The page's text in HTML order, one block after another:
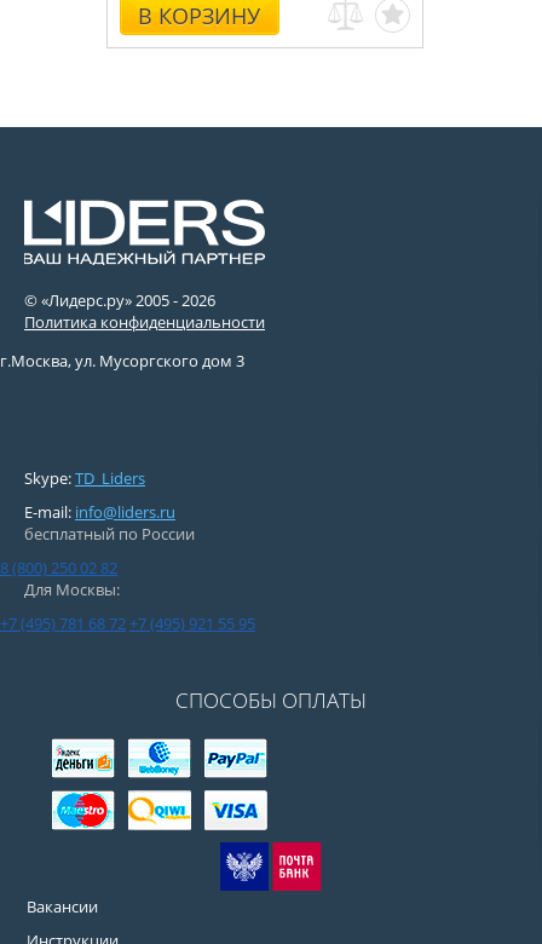
В КОРЗИНУ
© «Лидерс.ру» 2005 -2026
Политика конфиденциальности
г.Москва, ул. Мусоргского дом 3
Skype:TD_Liders
E-mail: info@liders.ru
бесплатный по России
8 (800) 250 02 82
Для Москвы:
+7 (495) 781 68 72+7 (495) 921 55 95
СПОСОБЫ ОПЛАТЫ
Вакансии